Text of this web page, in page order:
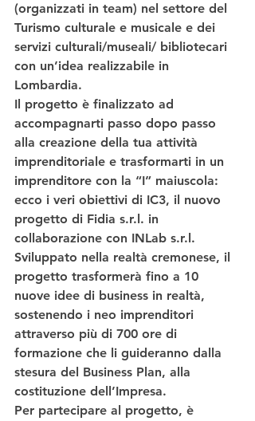
(organizzati in team) nel settore del
Turismo culturale e musicale e dei
servizi culturali/museali/ bibliotecari
con un’idea realizzabile in
Lombardia.
Il progetto è finalizzato ad
accompagnarti passo dopo passo
alla creazione della tua attività
imprenditoriale e trasformarti in un
imprenditore con la “I” maiuscola:
ecco i veri obiettivi di IC3, il nuovo
progetto di Fidia s.r.l. in
collaborazione con INLab s.r.l.
Sviluppato nella realtà cremonese, il
progetto trasformerà fino a 10
nuove idee di business in realtà,
sostenendo i neo imprenditori
attraverso più di 700 ore di
formazione che li guideranno dalla
stesura del Business Plan, alla
costituzione dell’Impresa.
Per partecipare al progetto, è